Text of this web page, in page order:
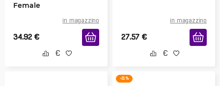
Female
in magazzino
34.92 €
in magazzino
27.57 €
-21 %